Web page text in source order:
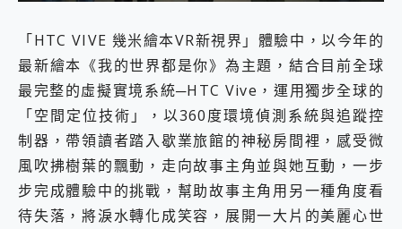
「HTC VIVE 幾米繪本VR新視界」體驗中，以今年的
最新繪本《我的世界都是你》為主題，結合目前全球
最完整的虛擬實境系統─HTC Vive，運用獨步全球的
「空間定位技術」，以360度環境偵測系統與追蹤控
制器，帶領讀者踏入歇業旅館的神秘房間裡，感受微
風吹拂樹葉的飄動，走向故事主角並與她互動，一步
步完成體驗中的挑戰，幫助故事主角用另一種角度看
待失落，將淚水轉化成笑容，展開一大片的美麗心世